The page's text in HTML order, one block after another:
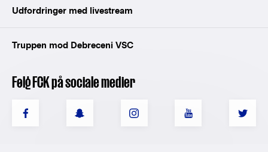
Udfordringer med livestream
Truppen mod Debreceni VSC
Følg FCK på sociale medier